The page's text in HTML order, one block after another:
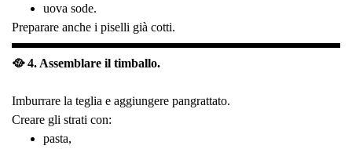
uova sode.
Preparare anche i piselli già cotti.
🥘 4. Assemblare il timballo.
Imburrare la teglia e aggiungere pangrattato.
Creare gli strati con:
pasta,